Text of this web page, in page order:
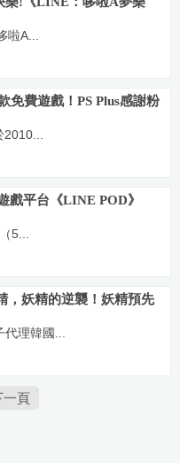
A...
免費遊戲！PS Plus感謝粉
戲平台《LINE POD》
5...
，妖精的逆襲！妖精預先
理韓國...
一頁